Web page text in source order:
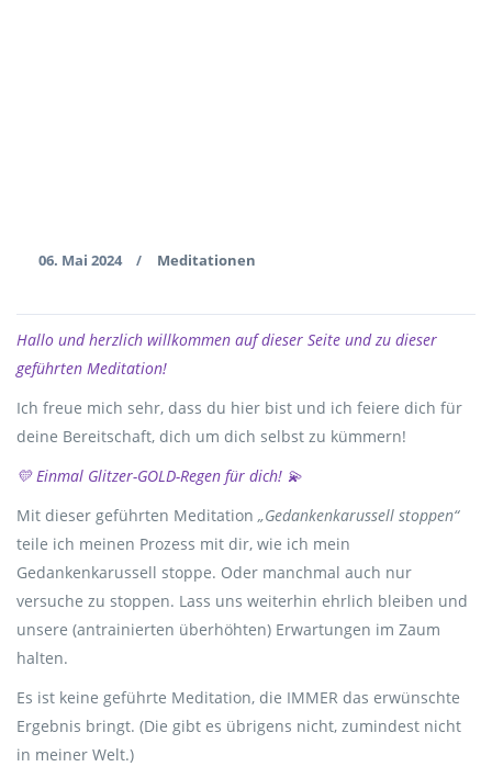
06. Mai 2024 / Meditationen
Hallo und herzlich willkommen auf dieser Seite und zu dieser
geführten Meditation!
Ich freue mich sehr, dass du hier bist und ich feiere dich für
deine Bereitschaft, dich um dich selbst zu kümmern!
💛 Einmal Glitzer-GOLD-Regen für dich! 💫
Mit dieser geführten Meditation „Gedankenkarussell stoppen“
teile ich meinen Prozess mit dir, wie ich mein
Gedankenkarussell stoppe. Oder manchmal auch nur
versuche zu stoppen. Lass uns weiterhin ehrlich bleiben und
unsere (antrainierten überhöhten) Erwartungen im Zaum
halten.
Es ist keine geführte Meditation, die IMMER das erwünschte
Ergebnis bringt. (Die gibt es übrigens nicht, zumindest nicht
in meiner Welt.)